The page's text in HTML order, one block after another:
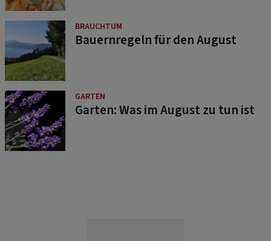
BRAUCHTUM
Bauernregeln für den August
GARTEN
Garten: Was im August zu tun ist